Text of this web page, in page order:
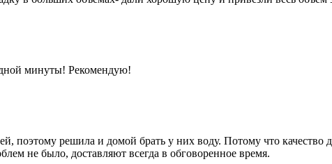
минуты! Рекомендую!
поэтому решила и домой брать у них воду. Потому что
не было, доставляют всегда в обговоренное время.